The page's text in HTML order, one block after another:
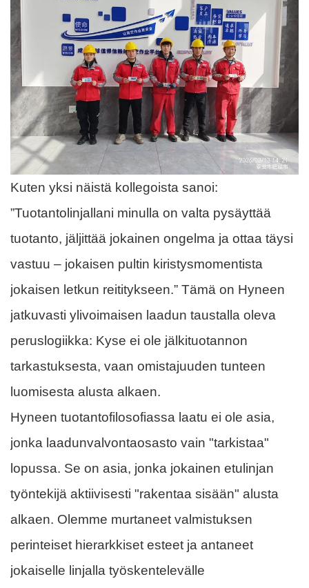
Kuten yksi näistä kollegoista sanoi:
”Tuotantolinjallani minulla on valta pysäyttää
tuotanto, jäljittää jokainen ongelma ja ottaa täysi
vastuu – jokaisen pultin kiristysmomentista
jokaisen letkun reititykseen.” Tämä on Hyneen
jatkuvasti ylivoimaisen laadun taustalla oleva
peruslogiikka: Kyse ei ole jälkituotannon
tarkastuksesta, vaan omistajuuden tunteen
luomisesta alusta alkaen.
Hyneen tuotantofilosofiassa laatu ei ole asia,
jonka laadunvalvontaosasto vain "tarkistaa"
lopussa. Se on asia, jonka jokainen etulinjan
työntekijä aktiivisesti "rakentaa sisään" alusta
alkaen. Olemme murtaneet valmistuksen
perinteiset hierarkkiset esteet ja antaneet
jokaiselle linjalla työskentelevälle